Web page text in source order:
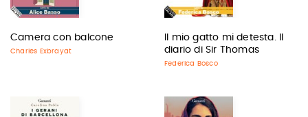
Camera con balcone
Charles Exbrayat
Il mio gatto mi detesta. Il
diario di Sir Thomas
Federica Bosco